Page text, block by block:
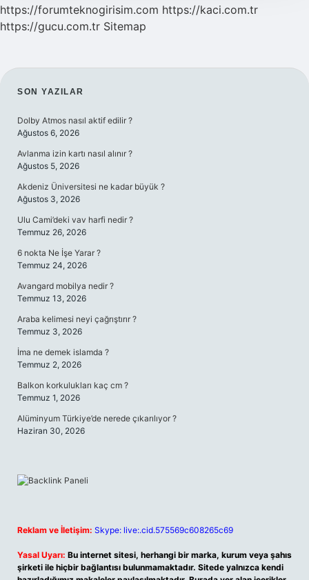
https://forumteknogirisim.com https://kaci.com.tr
https://gucu.com.tr Sitemap
SIDEBAR
SON YAZILAR
Dolby Atmos nasıl aktif edilir ?
Ağustos 6, 2026
Avlanma izin kartı nasıl alınır ?
Ağustos 5, 2026
Akdeniz Üniversitesi ne kadar büyük ?
Ağustos 3, 2026
Ulu Cami’deki vav harfi nedir ?
Temmuz 26, 2026
6 nokta Ne İşe Yarar ?
Temmuz 24, 2026
Avangard mobilya nedir ?
Temmuz 13, 2026
Araba kelimesi neyi çağrıştırır ?
Temmuz 3, 2026
İma ne demek islamda ?
Temmuz 2, 2026
Balkon korkulukları kaç cm ?
Temmuz 1, 2026
Alüminyum Türkiye’de nerede çıkarılıyor ?
Haziran 30, 2026
Reklam ve İletişim: Skype: live:.cid.575569c608265c69
Yasal Uyarı: Bu internet sitesi, herhangi bir marka, kurum veya şahıs
şirketi ile hiçbir bağlantısı bulunmamaktadır. Sitede yalnızca kendi